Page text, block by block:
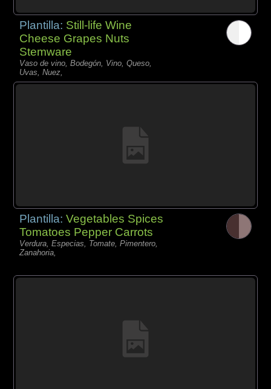
Plantilla: Still-life Wine
Cheese Grapes Nuts
Stemware
Vaso de vino, Bodegón, Vino, Queso,
Uvas, Nuez,
Plantilla:Vegetables Spices
Tomatoes Pepper Carrots
Verdura, Especias, Tomate, Pimentero,
Zanahoria,